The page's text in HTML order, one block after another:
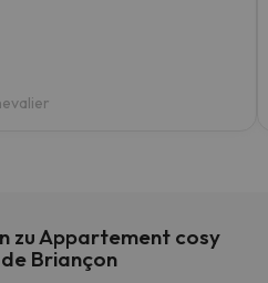
zu Appartement cosy
Briançon